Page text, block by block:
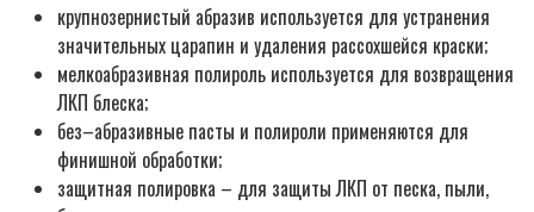
крупнозернистый абразив используется для устранения
значительных царапин и удаления рассохшейся краски;
мелкоабразивная полироль используется для возвращения
ЛКП блеска;
без–абразивные пасты и полироли применяются для
финишной обработки;
защитная полировка – для защиты ЛКП от песка, пыли,